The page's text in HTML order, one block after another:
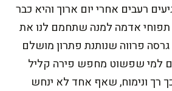
רעבים אחרי יום ארוך והיא כבר
תפוחי אדמה למנה שתחמם לנו את
פרווה שנותנת פתרון מושלם
למי שפשוט מחפש פירה קליל
רך ונימוח, שאף אחד לא ינחש